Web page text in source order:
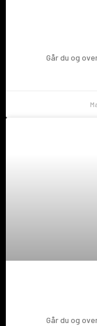
Går du og
Går du og